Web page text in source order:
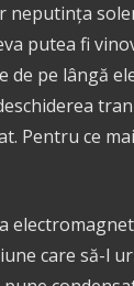
neputința
putea fi
pe lângă
Pentru ce
care să-l